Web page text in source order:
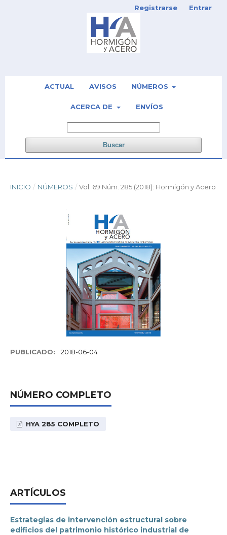
ACTUAL AVISOS NÚMEROS
ACERCA DE ENVÍOS
Buscar
Registrarse Entrar
INICIO / NÚMEROS / Vol. 69 Núm. 285 (2018): Hormigón y Acero
PUBLICADO: 2018-06-04
NÚMERO COMPLETO
HYA 285 COMPLETO
ARTÍCULOS
Estrategias de intervención estructural sobre
edificios del patrimonio histórico industrial de